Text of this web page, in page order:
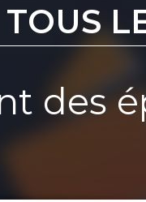
TOUS
des